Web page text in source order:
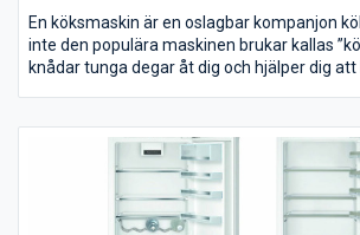
En köksmaskin är en oslagbar kompanjon
inte den populära maskinen brukar kallas
knådar tunga degar åt dig och hjälper dig
Vem är du i köket? Brukar du storbaka, mixa
eller kanske till och med stoppa korv?
köksmaskiner innehåller oftast blandare,
Därtill brukar det även finnas en mängd
en extra funderare vad du vill kunna